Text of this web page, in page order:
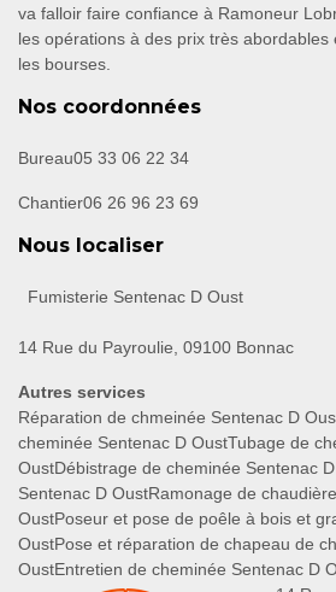
va falloir faire confiance à Ramoneur
les opérations à des prix très abordables
les bourses.
Nos coordonnées
Bureau05 33 06 22 34
Chantier06 26 96 23 69
Nous localiser
Fumisterie Sentenac D Oust
14 Rue du Payroulie, 09100 Bonnac
Autres services
Réparation de chmeinée Sentenac D
cheminée Sentenac D OustTubage de
OustDébistrage de cheminée Sentenac
Sentenac D OustRamonage de
OustPoseur et pose de poêle à bois et
OustPose et réparation de chapeau de
OustEntretien de cheminée Sentenac D